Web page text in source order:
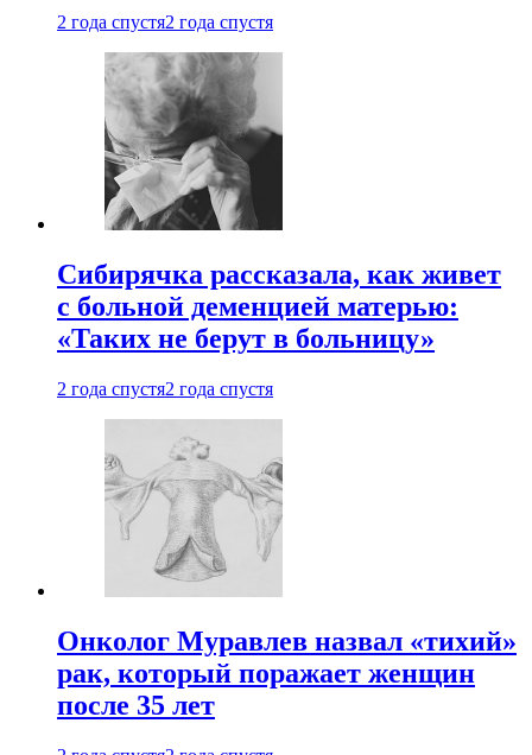
2 года спустя2 года спустя
Сибирячка рассказала, как живет
с больной деменцией матерью:
«Таких не берут в больницу»
2 года спустя2 года спустя
Онколог Муравлев назвал «тихий»
рак, который поражает женщин
после 35 лет